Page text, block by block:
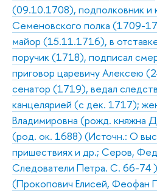
(09.10.1708), подполковник и
Семеновского полка (1709-
майор (15.11.1716), в
поручик (1718), подписал
приговор царевичу Алексею
сенатор (1719), ведал
канцелярией (с дек. 1717);
Владимировна (рожд. княжна
(род. ок. 1688) (Источн.: О
пришествиях и др.; Серов,
Следователи Петра. С. 66-74 )
(Прокопович Елисей, Феофан